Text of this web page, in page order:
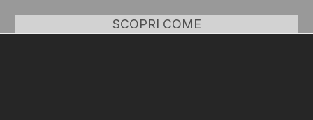
SCOPRI COME